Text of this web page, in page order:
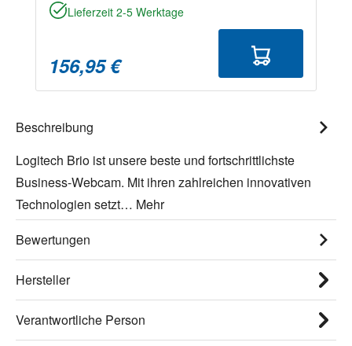
Lieferzeit 2-5 Werktage
156,95 €
Beschreibung
Logitech Brio ist unsere beste und fortschrittlichste
Business-Webcam. Mit ihren zahlreichen innovativen
Technologien setzt… Mehr
Bewertungen
Hersteller
Verantwortliche Person